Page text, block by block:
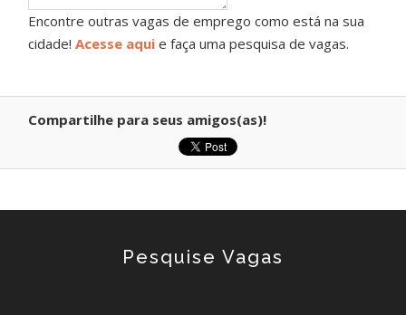
Encontre outras vagas de emprego como está na sua
cidade!Acesse aqui e faça uma pesquisa de vagas.
Compartilhe para seus amigos(as)!
Pesquise Vagas